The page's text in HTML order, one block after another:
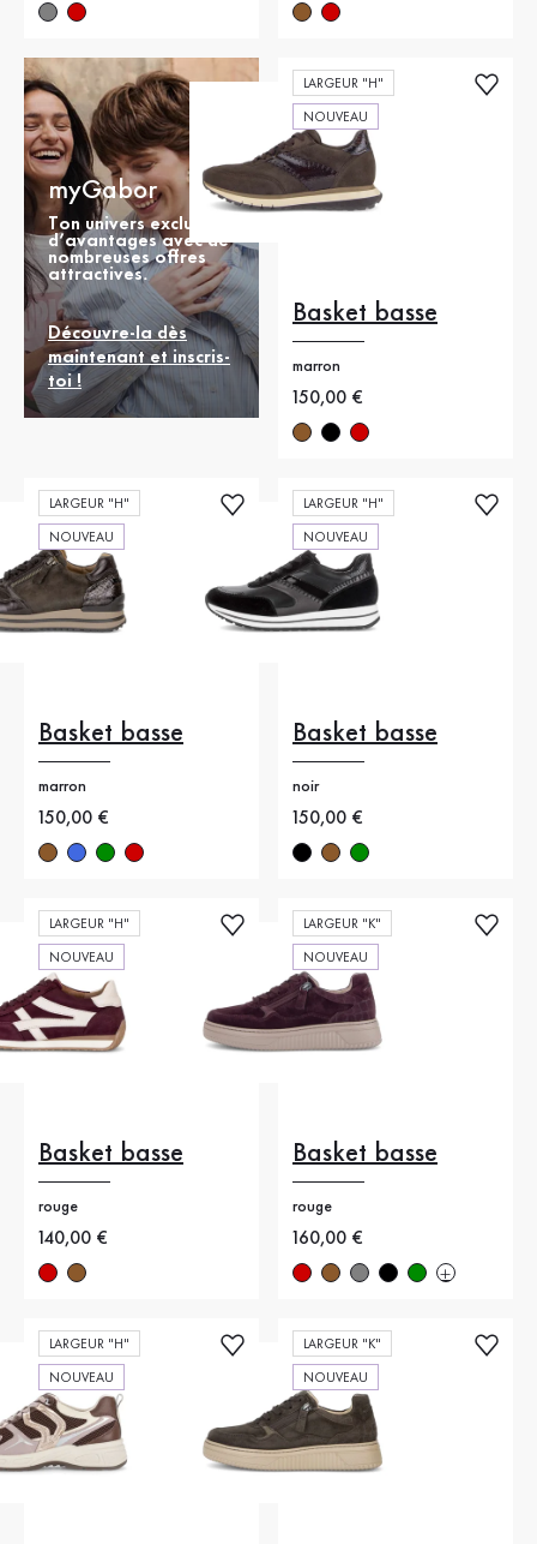
myGabor
Ton univers exclusif
d’avantages avec de
nombreuses offres
attractives.
Découvre-la dès
maintenant et inscris-
toi !
LARGEUR "H"
NOUVEAU
Basket basse
marron
Nouveau prix
150,00 €
LARGEUR "H"
NOUVEAU
Basket basse
marron
Nouveau prix
150,00 €
LARGEUR "H"
NOUVEAU
Basket basse
noir
Nouveau prix
150,00 €
LARGEUR "H"
NOUVEAU
Basket basse
rouge
Nouveau prix
140,00 €
LARGEUR "K"
NOUVEAU
Basket basse
rouge
Nouveau prix
160,00 €
LARGEUR "H"
NOUVEAU
LARGEUR "K"
NOUVEAU